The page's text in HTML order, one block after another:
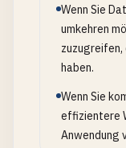
Wenn Sie
umkehren
haben.
Wenn Sie
effizientere
Anwendung